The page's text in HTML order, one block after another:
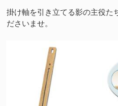
掛け軸を引き立てる影の主役た
ださいませ。